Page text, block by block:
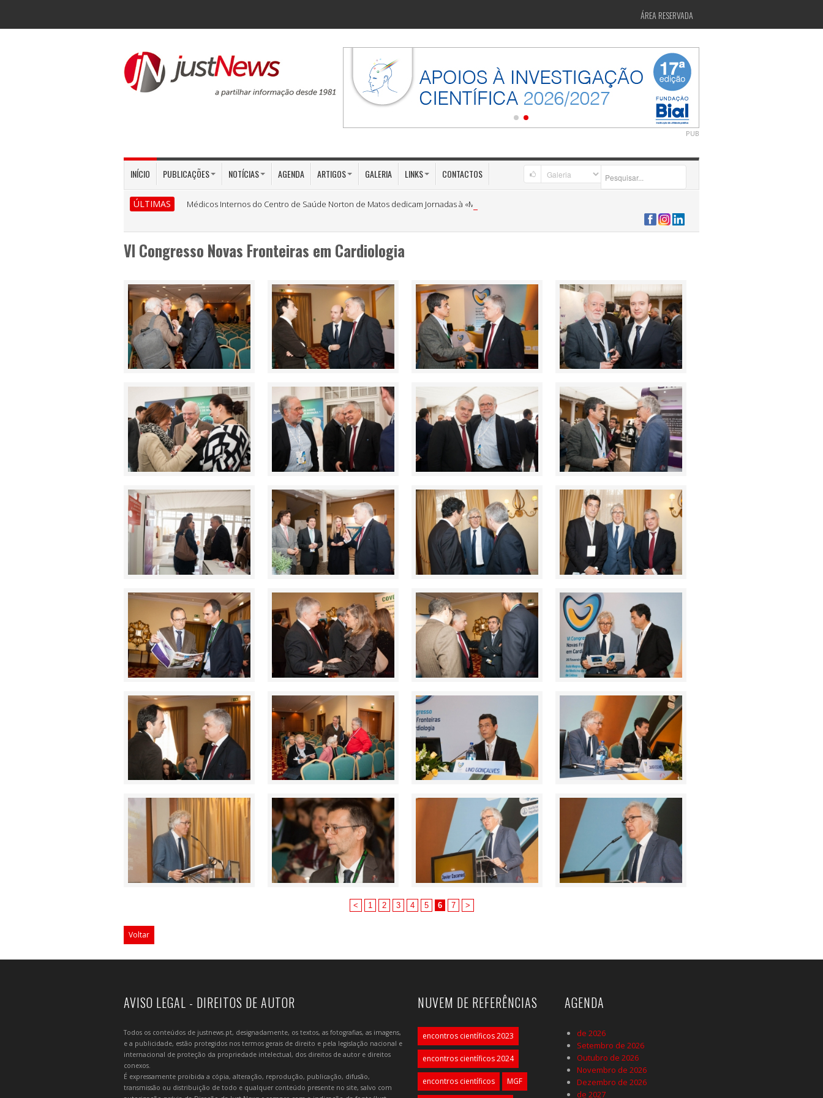
ÁREA RESERVADA
PUB
INÍCIO PUBLICAÇÕES NOTÍCIAS AGENDA ARTIGOS GALERIA LINKS CONTACTOS
ÚLTIMAS Médicos Internos do Centro de Saúde Norton de Matos dedicam Jornadas à «Medicina Preventiva»
VI Congresso Novas Fronteiras em Cardiologia
< 1 2 3 4 5 6 7 >
Voltar
AVISO LEGAL - DIREITOS DE AUTOR
Todos os conteúdos de justnews.pt, designadamente, os textos, as fotografias, as imagens,
e a publicidade, estão protegidos nos termos gerais de direito e pela legislação nacional e
internacional de proteção da propriedade intelectual, dos direitos de autor e direitos
conexos.
É expressamente proibida a cópia, alteração, reprodução, publicação, difusão,
transmissão ou distribuição de todo e qualquer conteúdo presente no site, salvo com
NUVEM DE REFERÊNCIAS
encontros científicos 2023
encontros científicos 2024
encontros científicos MGF
AGENDA
de 2026
Setembro de 2026
Outubro de 2026
Novembro de 2026
Dezembro de 2026
de 2027